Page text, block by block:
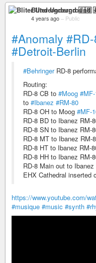
Bliter
4 years ago – Public
#Anomaly
#Detroit-Berlin
#BehringerRD-8
Routing:
RD-8 CB to #Moog #MF-
to #Ibanez #RM-80
RD-8 OH to Moog #MF-
RD-8 BD to Ibanez RM-
RD-8 SN to Ibanez RM-
RD-8 MT to Ibanez RM-
RD-8 HT to Ibanez RM-
RD-8 HH to Ibanez RM-
RD-8 Main out to Ibanez
EHX Cathedral inserted
https://www.youtube.com/
#musique #music #synth